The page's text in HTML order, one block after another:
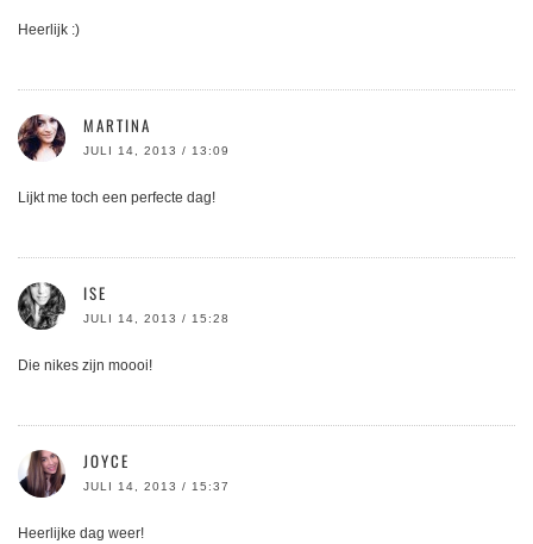
Heerlijk :)
MARTINA
JULI 14, 2013 / 13:09
Lijkt me toch een perfecte dag!
ISE
JULI 14, 2013 / 15:28
Die nikes zijn moooi!
JOYCE
JULI 14, 2013 / 15:37
Heerlijke dag weer!